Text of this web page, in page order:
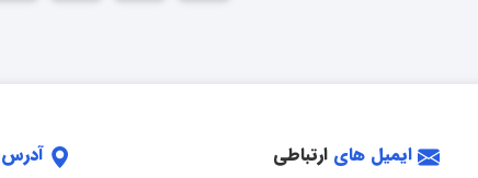
ایمیل های ارتباطی آدرس